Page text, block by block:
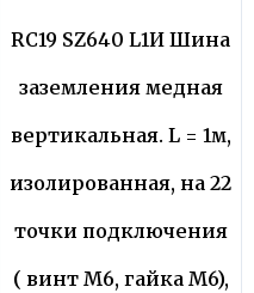
RC19 SZ640 L1И Шина
заземления медная
вертикальная. L = 1м,
изолированная, на 22
точки подключения
( винт М6, гайка М6),